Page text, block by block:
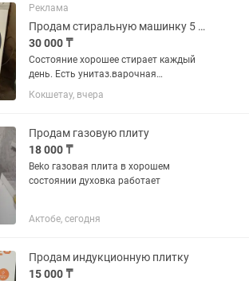
Реклама
Продам стиральную машинку 5 кг. И газовая плита GRETA. В рабочем состоянии.
30 000 ₸
Состояние хорошее стирает каждый
день. Есть унитаз.варочная
поверхность электрическая
Кокшетау, вчера
Продам газовую плиту
18 000 ₸
Beko газовая плита в хорошем
состоянии духовка работает
Актобе, сегодня
Продам индукционную плитку
15 000 ₸